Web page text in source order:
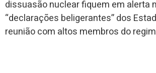
dissuasão nuclear fiquem em alerta
“declarações beligerantes” dos
reunião com altos membros do